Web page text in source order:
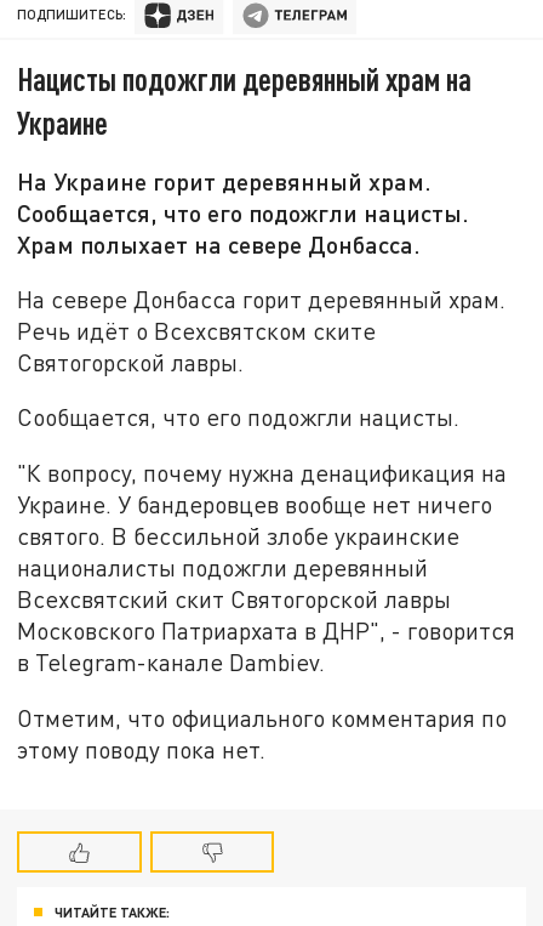
ПОДПИШИТЕСЬ:
Нацисты подожгли деревянный храм на
Украине
На Украине горит деревянный храм.
Сообщается, что его подожгли нацисты.
Храм полыхает на севере Донбасса.
На севере Донбасса горит деревянный храм.
Речь идёт о Всехсвятском ските
Святогорской лавры.
Сообщается, что его подожгли нацисты.
"К вопросу, почему нужна денацификация на
Украине. У бандеровцев вообще нет ничего
святого. В бессильной злобе украинские
националисты подожгли деревянный
Всехсвятский скит Святогорской лавры
Московского Патриархата в ДНР", - говорится
в Telegram-канале Dambiev.
Отметим, что официального комментария по
этому поводу пока нет.
ЧИТАЙТЕ ТАКЖЕ: